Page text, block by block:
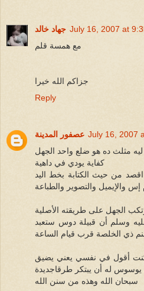
جهاد خالد July 16, 2007 at
مع همسة قلم
جزاكم الله خيرا
Reply
عصفور المدينة July 16, 2007
ليه مثلث ده هو ضلع واحد الجهل
كفاية يودي في داهية
من حيث الكتابة بخط اليد
والإيميل والتصوير والطباعة
الجهل على طريقته الأصلية
وسلم أن قبيلة دوس ستعبد
ذي الخلصة قرب قيام الساعة
أقول في نفسي يعني يضيق
سبحان الله وهذه من سنن الله